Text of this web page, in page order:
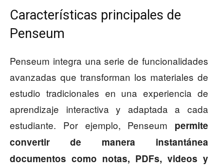
Características principales de
Penseum
Penseum integra una serie de funcionalidades
avanzadas que transforman los materiales de
estudio tradicionales en una experiencia de
aprendizaje interactiva y adaptada a cada
estudiante. Por ejemplo, Penseum permite
convertir de manera instantánea
documentos como notas, PDFs, videos y